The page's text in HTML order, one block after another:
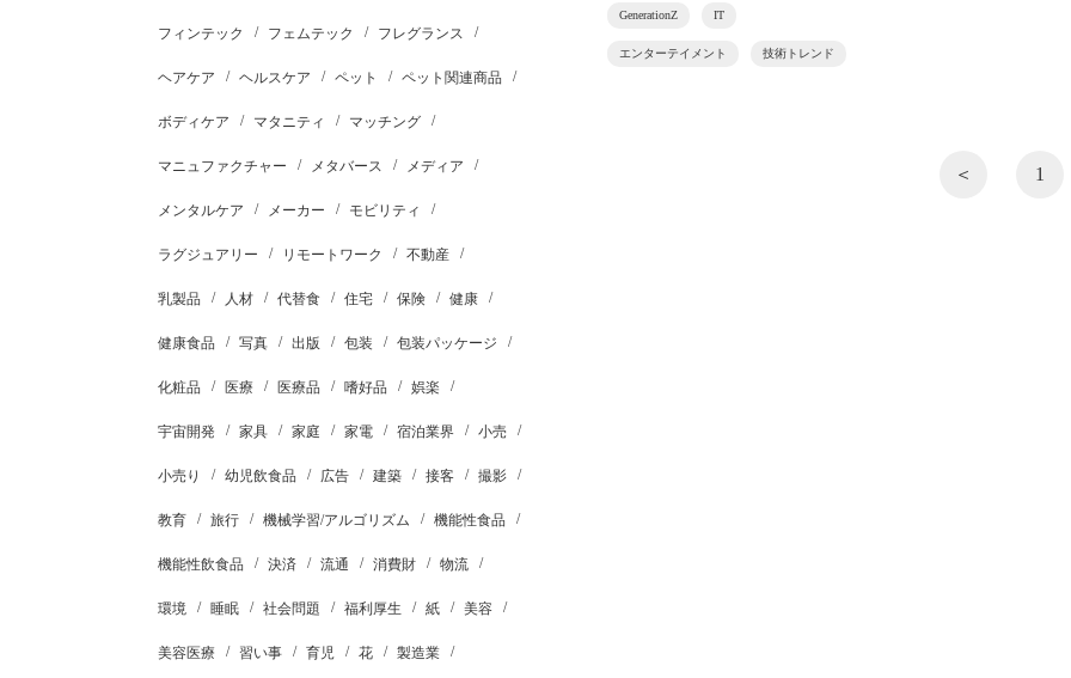
フィンテック フェムテック フレグランス
ヘアケア ヘルスケア ペット ペット関連商品
ボディケア マタニティ マッチング
マニュファクチャー メタバース メディア
メンタルケア メーカー モビリティ
ラグジュアリー リモートワーク 不動産
乳製品 人材 代替食 住宅 保険 健康
健康食品 写真 出版 包装 包装パッケージ
化粧品 医療 医療品 嗜好品 娯楽
宇宙開発 家具 家庭 家電 宿泊業界 小売
小売り 幼児飲食品 広告 建築 接客 撮影
教育 旅行 機械学習/アルゴリズム 機能性食品
機能性飲食品 決済 流通 消費財 物流
環境 睡眠 社会問題 福利厚生 紙 美容
美容医療 習い事 育児 花 製造業
GenerationZ IT
エンターテイメント 技術トレンド
＜ 1